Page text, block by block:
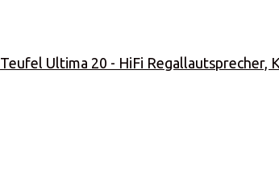
Teufel Ultima 20 - HiFi Regallautsprecher,